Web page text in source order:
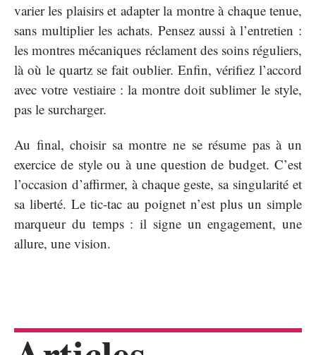
varier les plaisirs et adapter la montre à chaque tenue,
sans multiplier les achats. Pensez aussi à l’entretien :
les montres mécaniques réclament des soins réguliers,
là où le quartz se fait oublier. Enfin, vérifiez l’accord
avec votre vestiaire : la montre doit sublimer le style,
pas le surcharger.
Au final, choisir sa montre ne se résume pas à un
exercice de style ou à une question de budget. C’est
l’occasion d’affirmer, à chaque geste, sa singularité et
sa liberté. Le tic-tac au poignet n’est plus un simple
marqueur du temps : il signe un engagement, une
allure, une vision.